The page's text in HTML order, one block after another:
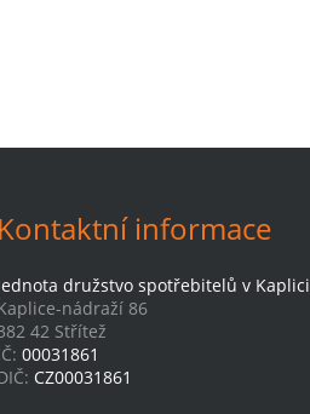
Kontaktní informace
družstvo spotřebitelů v Kaplici
nádraží 86
42 Střítež
00031861
CZ00031861